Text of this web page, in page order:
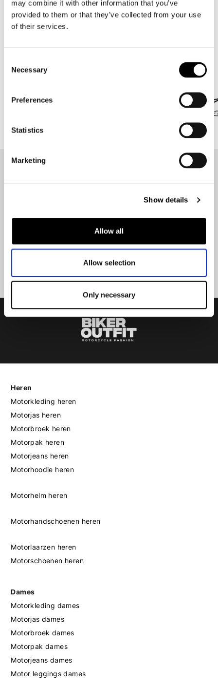
may combine it with other information that you’ve
provided to them or that they’ve collected from your use
of their services.
Selection
Necessary
Preferences
Statistics
Marketing
Show details
Allow all
Allow selection
Only necessary
Merken waar we trots op zijn
Heren
Motorkleding heren
Motorjas heren
Motorbroek heren
Motorpak heren
Motorjeans heren
Motorhoodie heren
Motorhelm heren
Motorhandschoenen heren
Motorlaarzen heren
Motorschoenen heren
Dames
Motorkleding dames
Motorjas dames
Motorbroek dames
Motorpak dames
Motorjeans dames
Motor leggings dames